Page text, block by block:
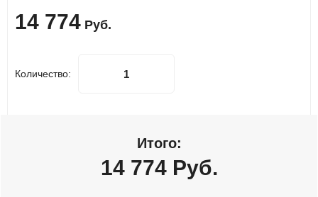
14 774 Руб.
Количество:
Итого:
14 774 Руб.